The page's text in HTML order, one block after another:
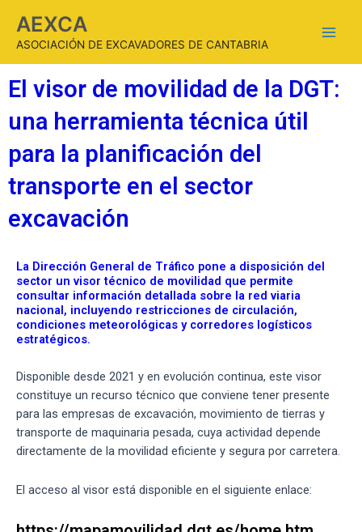
AEXCA
ASOCIACIÓN DE EXCAVADORES DE CANTABRIA
El visor de movilidad de la DGT:
una herramienta técnica útil
para la planificación del
transporte en el sector
excavación
La Dirección General de Tráfico pone a disposición del
sector un visor técnico de movilidad que permite
consultar información detallada sobre la red viaria
nacional, incluyendo restricciones de circulación,
condiciones meteorológicas y corredores logísticos
estratégicos.
Disponible desde 2021 y en evolución continua, este visor
constituye un recurso técnico que conviene tener presente
para las empresas de excavación, movimiento de tierras y
transporte de maquinaria pesada, cuya actividad depende
directamente de la movilidad eficiente y segura por carretera.
El acceso al visor está disponible en el siguiente enlace: